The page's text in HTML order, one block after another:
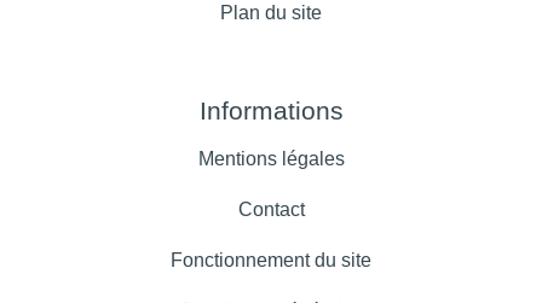
Plan du site
Informations
Mentions légales
Contact
Fonctionnement du site